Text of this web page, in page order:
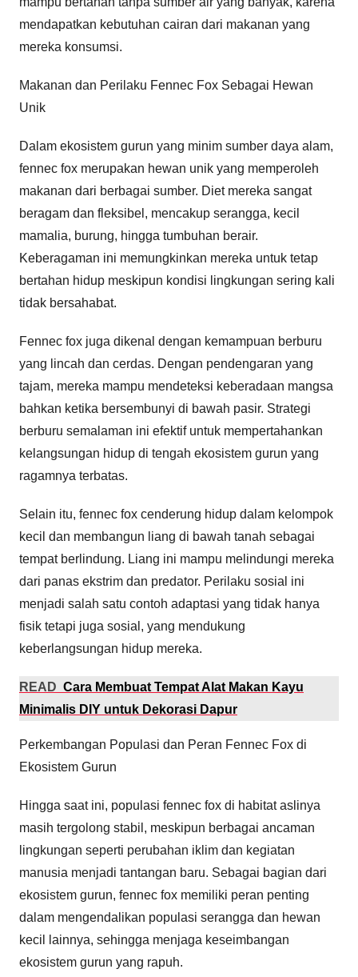
mendapatkan kebutuhan cairan dari makanan yang
mereka konsumsi.
Makanan dan Perilaku Fennec Fox Sebagai Hewan
Unik
Dalam ekosistem gurun yang minim sumber daya alam,
fennec fox merupakan hewan unik yang memperoleh
makanan dari berbagai sumber. Diet mereka sangat
beragam dan fleksibel, mencakup serangga, kecil
mamalia, burung, hingga tumbuhan berair.
Keberagaman ini memungkinkan mereka untuk tetap
bertahan hidup meskipun kondisi lingkungan sering kali
tidak bersahabat.
Fennec fox juga dikenal dengan kemampuan berburu
yang lincah dan cerdas. Dengan pendengaran yang
tajam, mereka mampu mendeteksi keberadaan mangsa
bahkan ketika bersembunyi di bawah pasir. Strategi
berburu semalaman ini efektif untuk mempertahankan
kelangsungan hidup di tengah ekosistem gurun yang
ragamnya terbatas.
Selain itu, fennec fox cenderung hidup dalam kelompok
kecil dan membangun liang di bawah tanah sebagai
tempat berlindung. Liang ini mampu melindungi mereka
dari panas ekstrim dan predator. Perilaku sosial ini
menjadi salah satu contoh adaptasi yang tidak hanya
fisik tetapi juga sosial, yang mendukung
keberlangsungan hidup mereka.
READ Cara Membuat Tempat Alat Makan Kayu
Minimalis DIY untuk Dekorasi Dapur
Perkembangan Populasi dan Peran Fennec Fox di
Ekosistem Gurun
Hingga saat ini, populasi fennec fox di habitat aslinya
masih tergolong stabil, meskipun berbagai ancaman
lingkungan seperti perubahan iklim dan kegiatan
manusia menjadi tantangan baru. Sebagai bagian dari
ekosistem gurun, fennec fox memiliki peran penting
dalam mengendalikan populasi serangga dan hewan
kecil lainnya, sehingga menjaga keseimbangan
ekosistem gurun yang rapuh.